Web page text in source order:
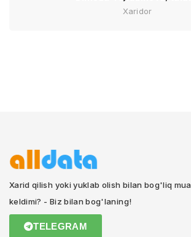
Xaridor
Xarid qilish yoki yuklab olish bilan bog'liq
keldimi? - Biz bilan bog'laning!
TELEGRAM